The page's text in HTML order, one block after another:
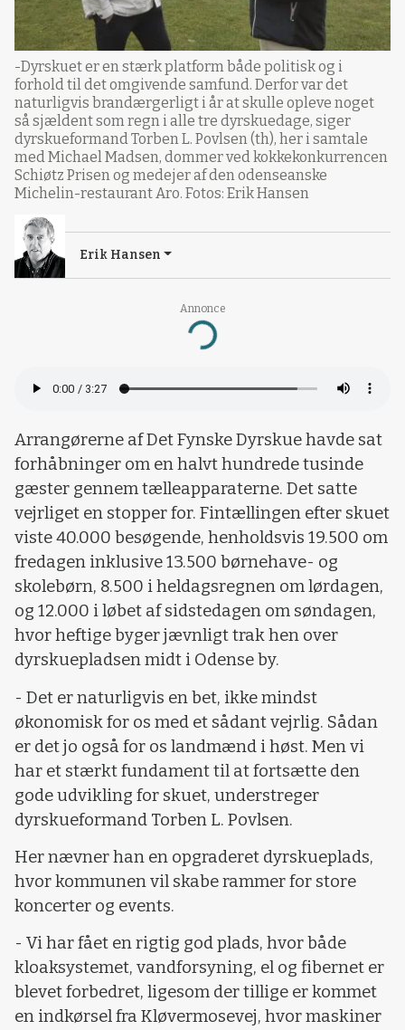
Annonce
Loading...
-Dyrskuet er en stærk platform både politisk og i
forhold til det omgivende samfund. Derfor var det
naturligvis brandærgerligt i år at skulle opleve noget
så sjældent som regn i alle tre dyrskuedage, siger
dyrskueformand Torben L. Povlsen (th), her i samtale
med Michael Madsen, dommer ved kokkekonkurrencen
Schiøtz Prisen og medejer af den odenseanske
Michelin-restaurant Aro. Fotos: Erik Hansen
Erik Hansen
Arrangørerne af Det Fynske Dyrskue havde sat
forhåbninger om en halvt hundrede tusinde
gæster gennem tælleapparaterne. Det satte
vejrliget en stopper for. Fintællingen efter skuet
viste 40.000 besøgende, henholdsvis 19.500 om
fredagen inklusive 13.500 børnehave- og
skolebørn, 8.500 i heldagsregnen om lørdagen,
og 12.000 i løbet af sidstedagen om søndagen,
hvor heftige byger jævnligt trak hen over
dyrskuepladsen midt i Odense by.
- Det er naturligvis en bet, ikke mindst
økonomisk for os med et sådant vejrlig. Sådan
er det jo også for os landmænd i høst. Men vi
har et stærkt fundament til at fortsætte den
gode udvikling for skuet, understreger
dyrskueformand Torben L. Povlsen.
Her nævner han en opgraderet dyrskueplads,
hvor kommunen vil skabe rammer for store
koncerter og events.
- Vi har fået en rigtig god plads, hvor både
kloaksystemet, vandforsyning, el og fibernet er
blevet forbedret, ligesom der tillige er kommet
en indkørsel fra Kløvermosevej, hvor maskiner